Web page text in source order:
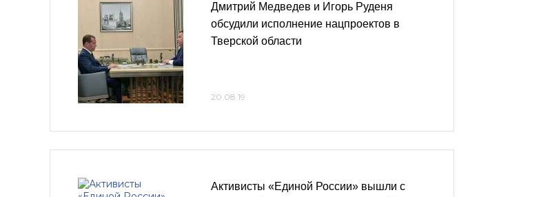
Дмитрий Медведев и Игорь Руденя
обсудили исполнение нацпроектов в
Тверской области
20.08.19
Активисты «Единой России» вышли с